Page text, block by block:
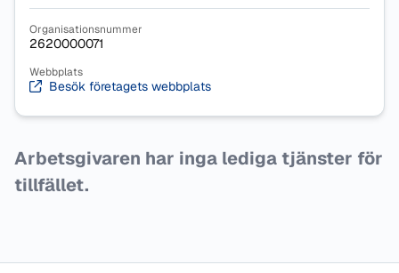
Organisationsnummer
2620000071
Webbplats
Besök företagets webbplats
Arbetsgivaren har inga lediga tjänster för
tillfället.